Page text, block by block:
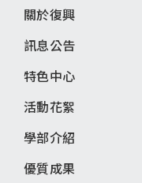
頁
尾
選
單
關於復興
訊息公告
特色中心
活動花絮
學部介紹
優質成果